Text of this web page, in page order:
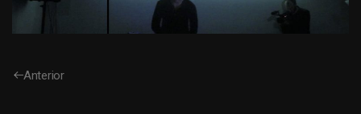
Anterior